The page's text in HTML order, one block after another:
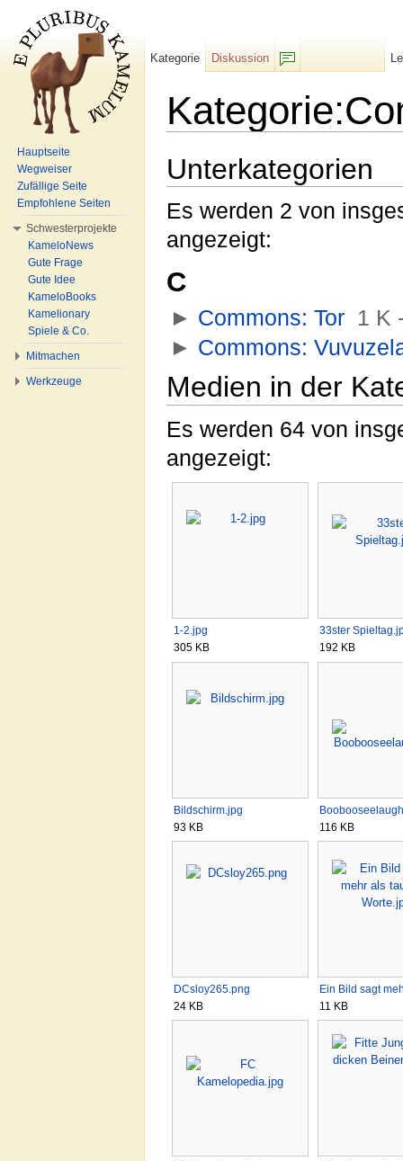
Unterkategorien
Es werden 2 von
angezeigt:
C
► Commons: Tor 1 K
► Commons:
Medien in der
Es werden 64 von
angezeigt:
1-2.jpg
305 KB
33ster
192 KB
Bildschirm.jpg
93 KB
116 KB
DCsloy265.png
24 KB
Ein Bild sagt
11 KB
Kategorie
Diskussion
Hauptseite
Wegweiser
Zufällige Seite
Empfohlene Seiten
Schwesterprojekte
KameloNews
Gute Frage
Gute Idee
KameloBooks
Kamelionary
Spiele & Co.
Mitmachen
Werkzeuge